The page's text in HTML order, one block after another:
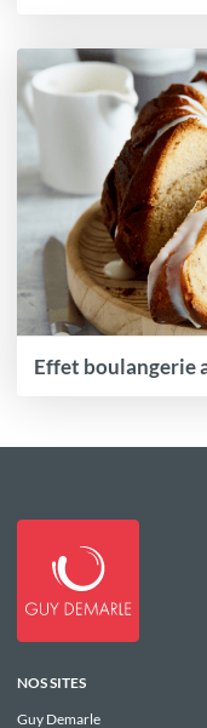
Effet boulangerie
NOS SITES
Guy Demarle